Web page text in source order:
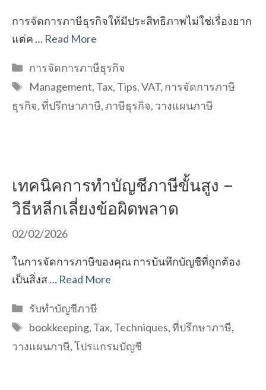
การจัดการภาษีธุรกิจให้มีประสิทธิภาพไม่ใช่เรื่องยาก
แต่ค … Read More
Categories
การจัดการภาษีธุรกิจ
Tags
Management, Tax, Tips,VAT, การจัดการภาษี
ธุรกิจ,ที่ปรึกษาภาษี,ภาษีธุรกิจ, วางแผนภาษี
เทคนิคการทำบัญชีภาษีขั้นสูง –
วิธีหลีกเลี่ยงข้อผิดพลาด
02/02/2026
ในการจัดการภาษีของคุณ การบันทึกบัญชีที่ถูกต้อง
เป็นสิ่งส … Read More
Categories
รับทำบัญชีภาษี
Tags
bookkeeping, Tax, Techniques,ที่ปรึกษาภาษี,
วางแผนภาษี,โปรแกรมบัญชี